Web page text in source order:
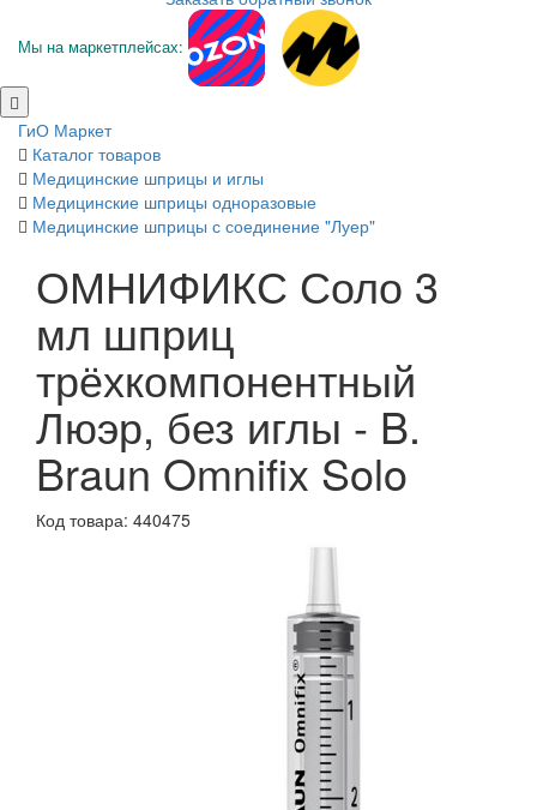
Мы на маркетплейсах:
ГиО Маркет
Каталог товаров
Медицинские шприцы и иглы
Медицинские шприцы одноразовые
Медицинские шприцы с соединение "Луер"
ОМНИФИКС Соло 3
мл шприц
трёхкомпонентный
Люэр, без иглы - B.
Braun Omnifix Solo
Код товара: 440475